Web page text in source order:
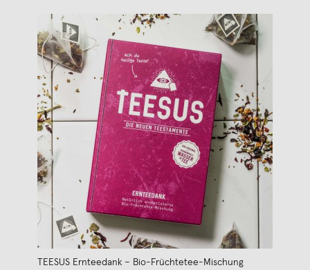
TEESUS Ernteedank – Bio-Früchtetee-Mischung